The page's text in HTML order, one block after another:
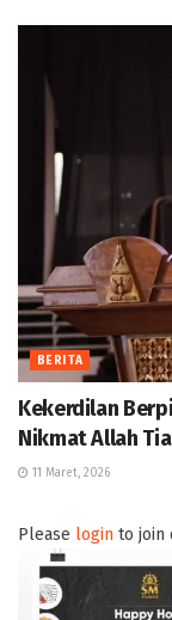
BERITA
Kekerdilan
Nikmat Allah
11 Maret, 2026
Please login to join